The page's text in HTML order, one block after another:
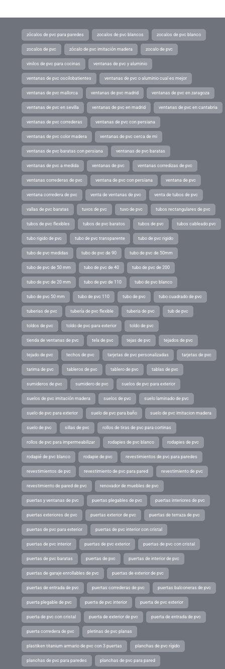
zócalos de pvc para paredes zocalos de pvc blancos zocalos de pvc blanco
zocalos de pvc zócalo de pvc imitación madera zocalo de pvc
vinilos de pvc para cocinas ventanas de pvc y aluminio
ventanas de pvc oscilobatientes ventanas de pvc o aluminio cual es mejor
ventanas de pvc mallorca ventanas de pvc madrid ventanas de pvc en zaragoza
ventanas de pvc en sevilla ventanas de pvc en madrid ventanas de pvc en cantabria
ventanas de pvc correderas ventanas de pvc con persiana
ventanas de pvc color madera ventanas de pvc cerca de mi
ventanas de pvc baratas con persiana ventanas de pvc baratas
ventanas de pvc a medida ventanas de pvc ventanas corredizas de pvc
ventanas correderas de pvc ventana de pvc con persiana ventana de pvc
ventana corredera de pvc venta de ventanas de pvc venta de tubos de pvc
vallas de pvc baratas tuvos de pvc tuvo de pvc tubos rectangulares de pvc
tubos de pvc flexibles tubos de pvc baratos tubos de pvc tubos cableado pvc
tubo rigido de pvc tubo de pvc transparente tubo de pvc rigido
tubo de pvc medidas tubo de pvc de 90 tubo de pvc de 50mm
tubo de pvc de 50 mm tubo de pvc de 40 tubo de pvc de 200
tubo de pvc de 20 mm tubo de pvc de 110 tubo de pvc blanco
tubo de pvc 50 mm tubo de pvc 110 tubo de pvc tubo cuadrado de pvc
tuberias de pvc tubería de pvc flexible tuberia de pvc tub de pvc
toldos de pvc toldo de pvc para exterior toldo de pvc
tienda de ventanas de pvc tela de pvc tejas de pvc tejados de pvc
tejado de pvc techos de pvc tarjetas de pvc personalizadas tarjetas de pvc
tarima de pvc tableros de pvc tablero de pvc tablas de pvc
sumideros de pvc sumidero de pvc suelos de pvc para exterior
suelos de pvc imitación madera suelos de pvc suelo laminado de pvc
suelo de pvc para exterior suelo de pvc para baño suelo de pvc imitacion madera
suelo de pvc sillas de pvc rollos de tiras de pvc para cortinas
rollos de pvc para impermeabilizar rodapies de pvc blanco rodapies de pvc
rodapié de pvc blanco rodapie de pvc revestimientos de pvc para paredes
revestimientos de pvc revestimiento de pvc para pared revestimiento de pvc
revestimiento de pared de pvc renovador de muebles de pvc
puertas y ventanas de pvc puertas plegables de pvc puertas interiores de pvc
puertas exteriores de pvc puertas exterior de pvc puertas de terraza de pvc
puertas de pvc para exterior puertas de pvc interior con cristal
puertas de pvc interior puertas de pvc exterior puertas de pvc con cristal
puertas de pvc baratas puertas de pvc puertas de interior de pvc
puertas de garaje enrollables de pvc puertas de exterior de pvc
puertas de entrada de pvc puertas correderas de pvc puertas balconeras de pvc
puerta plegable de pvc puerta de pvc interior puerta de pvc exterior
puerta de pvc con cristal puerta de exterior de pvc puerta de entrada de pvc
puerta corredera de pvc pletinas de pvc planas
plastiken titanium armario de pvc con 3 puertas planchas de pvc rígido
planchas de pvc para paredes planchas de pvc para pared